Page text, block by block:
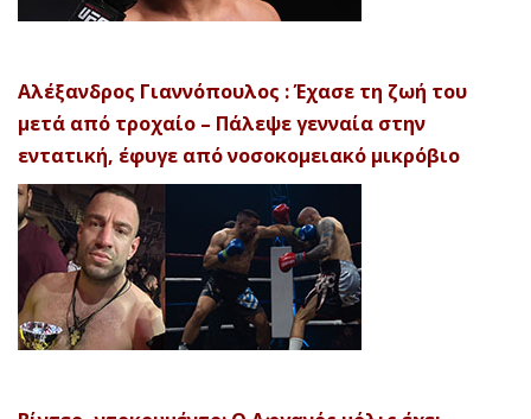
Αλέξανδρος Γιαννόπουλος : Έχασε τη ζωή του
μετά από τροχαίο – Πάλεψε γενναία στην
εντατική, έφυγε από νοσοκομειακό μικρόβιο